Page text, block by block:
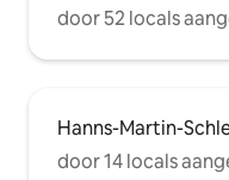
door 52 locals
Hanns-Martin-
door 14 locals